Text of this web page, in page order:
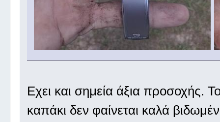
Εχει και σημεία άξια προσοχής.
καπάκι δεν φαίνεται καλά